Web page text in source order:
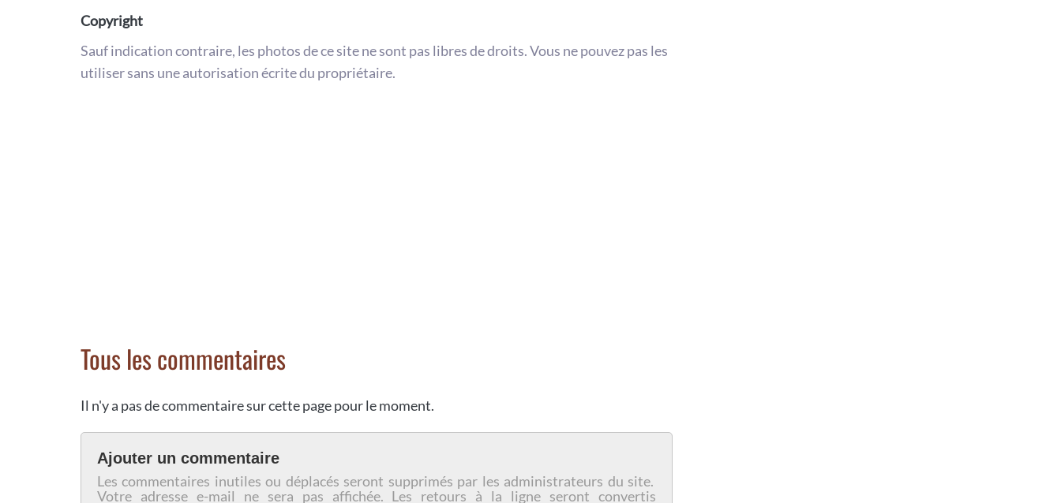
Copyright
Sauf indication contraire, les photos de ce site ne sont pas libres de droits. Vous ne pouvez pas les
utiliser sans une autorisation écrite du propriétaire.
Tous les commentaires
Il n'y a pas de commentaire sur cette page pour le moment.
Ajouter un commentaire
Les commentaires inutiles ou déplacés seront supprimés par les administrateurs du site.
Votre adresse e-mail ne sera pas affichée. Les retours à la ligne seront convertis